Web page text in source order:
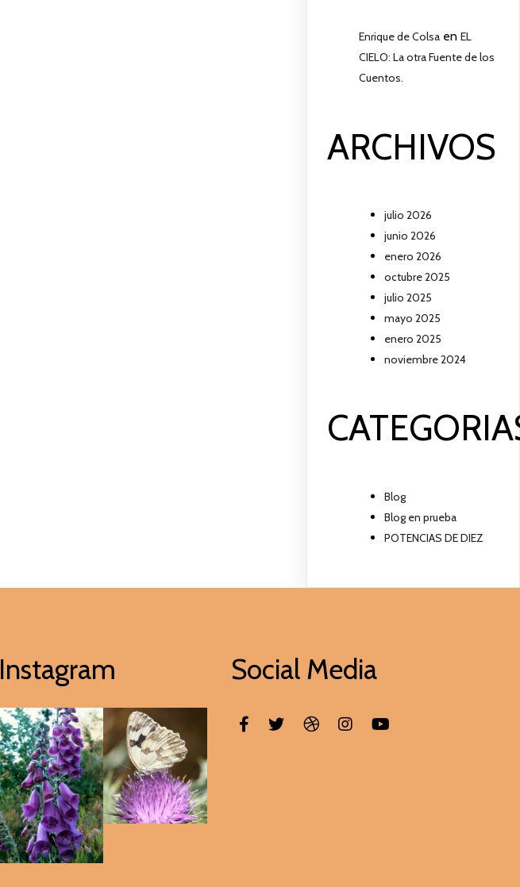
Enrique de Colsa enEL
CIELO: La otra Fuente de los
Cuentos.
ARCHIVOS
julio 2026
junio 2026
enero 2026
octubre 2025
julio 2025
mayo 2025
enero 2025
noviembre 2024
Blog
Blog en prueba
POTENCIAS DE DIEZ
Instagram Social Media